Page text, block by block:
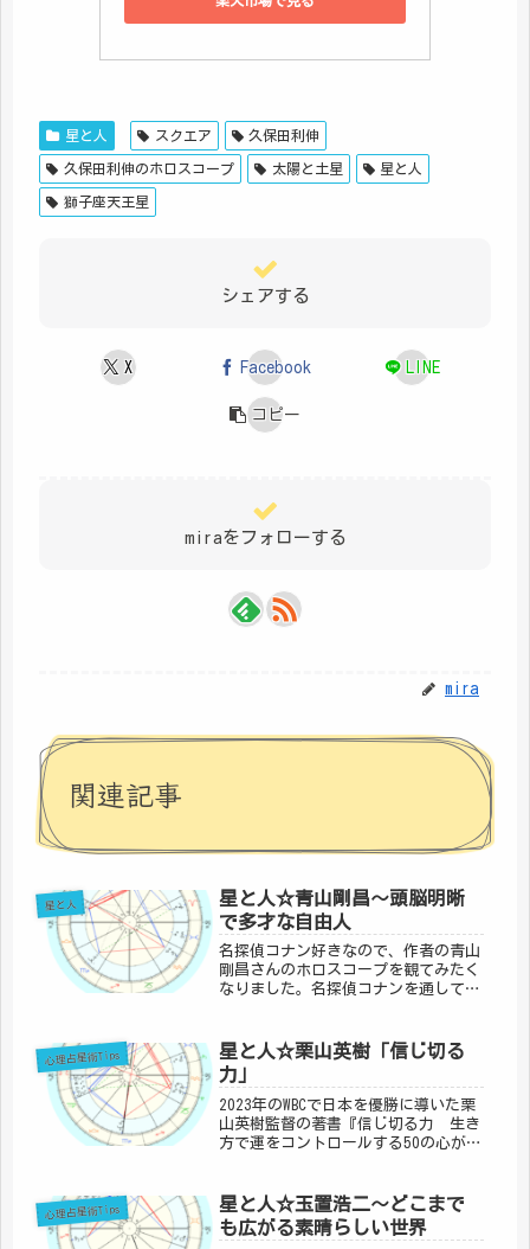
星と人 スクエア 久保田利伸
久保田利伸のホロスコープ 太陽と土星 星と人
獅子座天王星
シェアする
X Facebook LINE
コピー
miraをフォローする
mira
関連記事
星と人
星と人☆青山剛昌～頭脳明晰
で多才な自由人
名探偵コナン好きなので、作者の青山
剛昌さんのホロスコープを観てみたく
なりました。名探偵コナンを通して、
役を演じてきた山崎和佳奈さんがご逝
去されたとのニュースを聞きました。
あ...
心理占星術Tips
星と人☆栗山英樹「信じ切る
力」
2023年のWBCで日本を優勝に導いた栗
山英樹監督の著書『信じ切る力 生き
方で運をコントロールする50の心が
人がいたら、この本を読んでみると視
点の持ち方、心のあり方を整えて...
心理占星術Tips
星と人☆玉置浩二～どこまで
も広がる素晴らしい世界